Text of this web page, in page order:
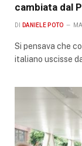
cambiata dal
DI DANIELE POTO
Si pensava che
italiano uscisse